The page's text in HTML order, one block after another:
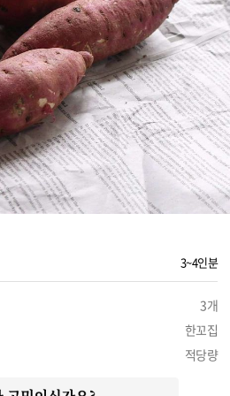
3~4인분
3개
한꼬집
적당량